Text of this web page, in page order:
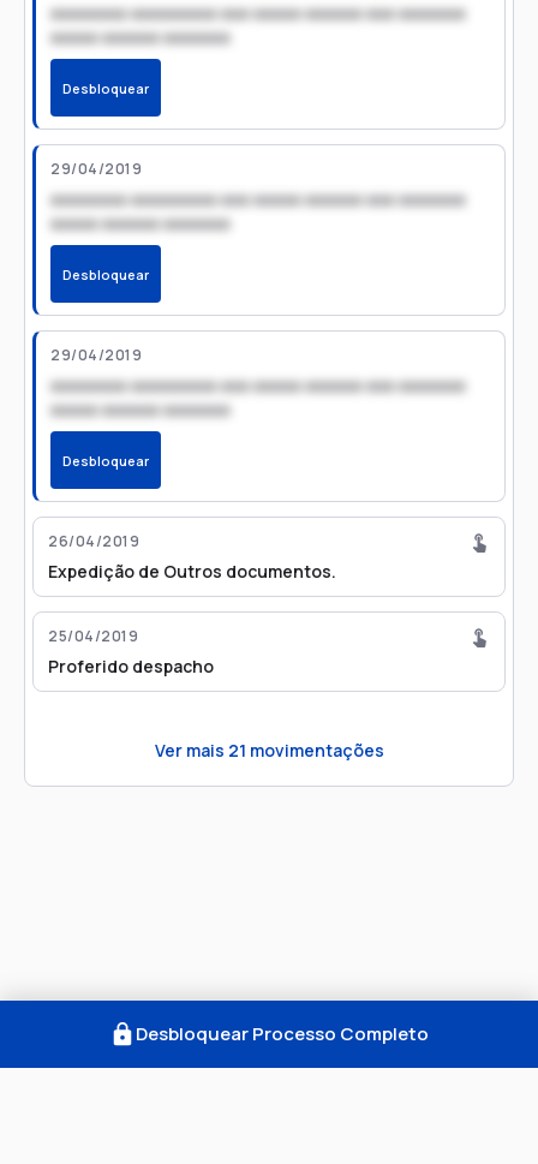
xxxxxxxx xxxxxxxxx xxx xxxxx xxxxxx xxx xxxxxxx
xxxxx xxxxxx xxxxxxx
Desbloquear
29/04/2019
xxxxxxxx xxxxxxxxx xxx xxxxx xxxxxx xxx xxxxxxx
xxxxx xxxxxx xxxxxxx
Desbloquear
29/04/2019
xxxxxxxx xxxxxxxxx xxx xxxxx xxxxxx xxx xxxxxxx
xxxxx xxxxxx xxxxxxx
Desbloquear
26/04/2019
Expedição de Outros documentos.
25/04/2019
Proferido despacho
Ver mais 21 movimentações
Desbloquear Processo Completo